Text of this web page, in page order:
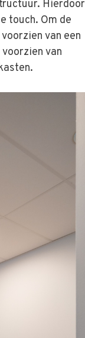
Hierdoor
touch. Om de
van een
van